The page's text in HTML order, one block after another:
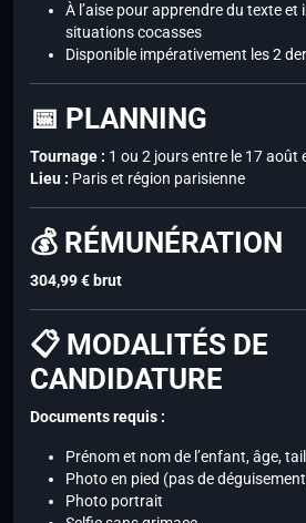
À l’aise pour apprendre du texte et
situations cocasses
Disponible impérativement les 2
📅 PLANNING
Tournage : 1 ou 2 jours entre le 17 août
Lieu : Paris et région parisienne
💰 RÉMUNÉRATION
304,99 € brut
📋 MODALITÉS DE
CANDIDATURE
Documents requis :
Prénom et nom de l’enfant, âge,
Photo en pied (pas de
Photo portrait